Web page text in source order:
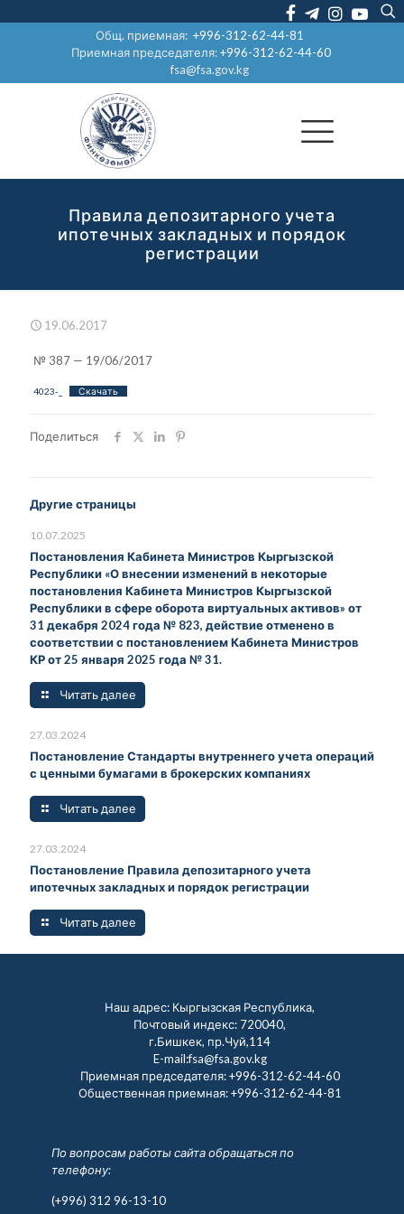
Общ. приемная:+996-312-62-44-81
Приемная председателя:+996-312-62-44-60
fsa@fsa.gov.kg
Правила депозитарного учета
ипотечных закладных и порядок
регистрации
19.06.2017
№ 387 — 19/06/2017
4023-_ Скачать
Поделиться
Другие страницы
10.07.2025
Постановления Кабинета Министров Кыргызской
Республики «О внесении изменений в некоторые
постановления Кабинета Министров Кыргызской
Республики в сфере оборота виртуальных активов» от
31 декабря 2024 года № 823, действие отменено в
соответствии с постановлением Кабинета Министров
КР от 25 января 2025 года № 31.
Читать далее
27.03.2024
Постановление Стандарты внутреннего учета операций
с ценными бумагами в брокерских компаниях
Читать далее
27.03.2024
Постановление Правила депозитарного учета
ипотечных закладных и порядок регистрации
Читать далее
Наш адрес: Кыргызская Республика,
Почтовый индекс: 720040,
г.Бишкек, пр.Чуй,114
E-mail:fsa@fsa.gov.kg
Приемная председателя:+996-312-62-44-60
Общественная приемная:+996-312-62-44-81
По вопросам работы сайта обращаться по
телефону:
(+996) 312 96-13-10